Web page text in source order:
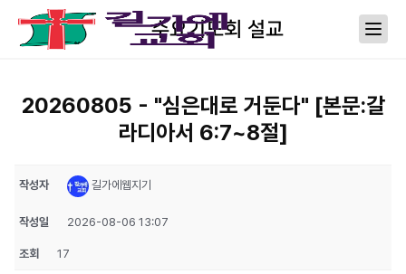
수요기도회 설교
20260805 - "심은대로 거둔다" [본문:갈
라디아서 6:7~8절]
작성자 길가에웹지기
작성일 2026-08-06 13:07
조회 17